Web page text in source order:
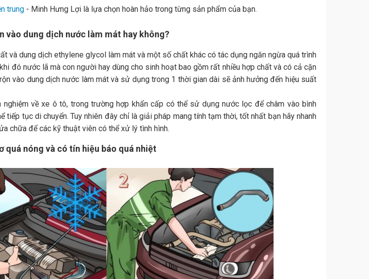
trung - Minh Hưng Lợi là lựa chọn hoàn hảo trong từng sản phẩm của bạn.
vào dung dịch nước làm mát hay không?
và dung dịch ethylene glycol làm mát và một số chất khác có tác dụng ngăn ngừa quá trình
đó nước lã mà con người hay dùng cho sinh hoạt bao gồm rất nhiều hợp chất và có cả cặn
vào dung dịch nước làm mát và sử dụng trong 1 thời gian dài sẽ ảnh hưởng đến hiệu suất
nghiệm về xe ô tô, trong trường hợp khẩn cấp có thể sử dụng nước lọc để châm vào bình
tiếp tục di chuyển. Tuy nhiên đây chỉ là giải pháp mang tính tạm thời, tốt nhất bạn hãy nhanh
chữa để các kỹ thuật viên có thể xử lý tình hình.
quá nóng và có tín hiệu báo quá nhiệt